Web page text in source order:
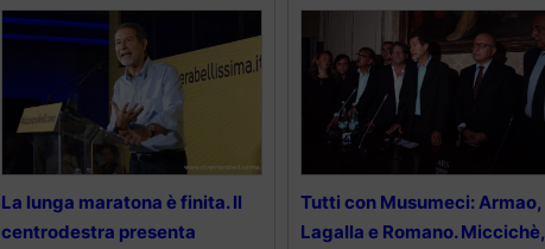
La lunga maratona è finita. Il
centrodestra presenta
Tutti con Musumeci: Armao,
Lagalla e Romano. Miccichè,